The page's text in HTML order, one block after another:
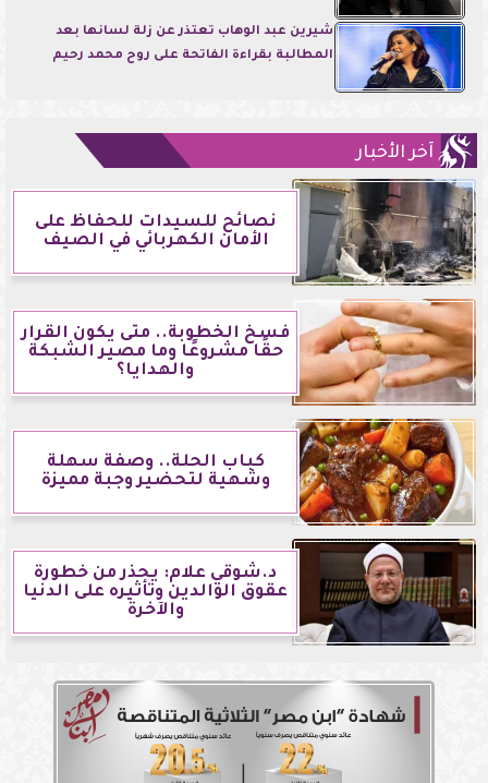
شيرين عبد الوهاب تعتذر عن زلة لسانها بعد
المطالبة بقراءة الفاتحة على روح محمد رحيم
آخر الأخبار
نصائح للسيدات للحفاظ على
الأمان الكهربائي في الصيف
فسخ الخطوبة.. متى يكون القرار
حقًا مشروعًا وما مصير الشبكة
والهدايا؟
كباب الحلة.. وصفة سهلة
وشهية لتحضير وجبة مميزة
د.شوقي علام: يحذر من خطورة
عقوق الوالدين وتأثيره على الدنيا
والآخرة